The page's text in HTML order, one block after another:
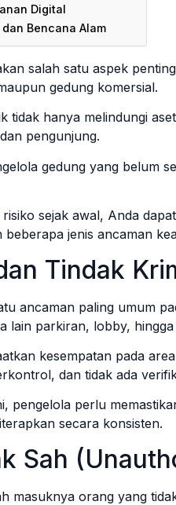
Digital
Bencana Alam
salah satu aspek
gedung komersial.
tidak hanya melindungi
pengunjung.
gedung yang belum
sejak awal, Anda
jenis ancaman
Tindak
ancaman paling umum
lain parkiran, lobby,
kesempatan pada
dan tidak ada
pengelola perlu
secara konsisten.
Sah
masuknya orang yang